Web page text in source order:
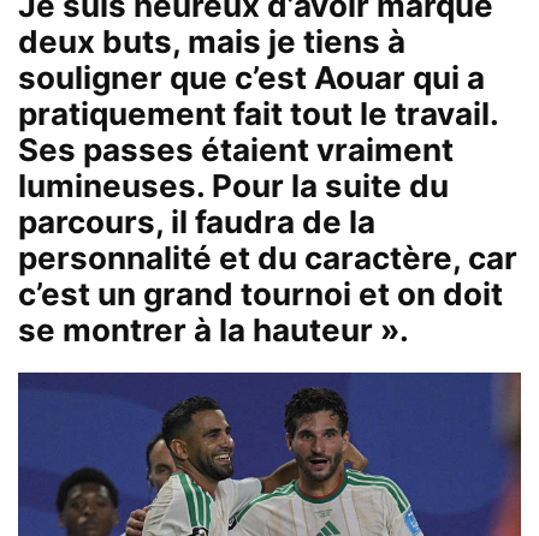
deux buts, mais je tiens à
souligner que c’est Aouar qui a
pratiquement fait tout le travail.
Ses passes étaient vraiment
lumineuses. Pour la suite du
parcours, il faudra de la
personnalité et du caractère, car
c’est un grand tournoi et on doit
se montrer à la hauteur ».